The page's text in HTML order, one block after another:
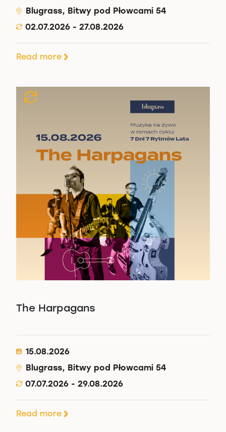
Blugrass, Bitwy pod Płowcami 54
02.07.2026 - 27.08.2026
Read more
The Harpagans
15.08.2026
Blugrass, Bitwy pod Płowcami 54
07.07.2026 - 29.08.2026
Read more